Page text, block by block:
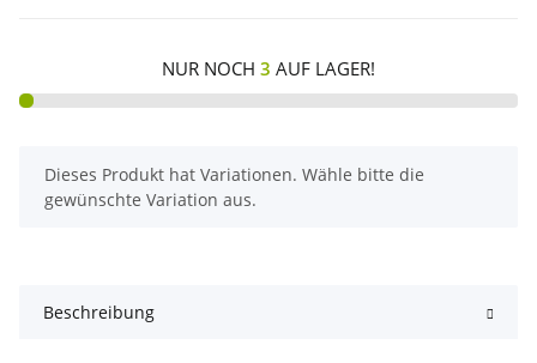
NUR NOCH 3 AUF LAGER!
x
Dieses Produkt hat Variationen. Wähle bitte die
gewünschte Variation aus.
Beschreibung